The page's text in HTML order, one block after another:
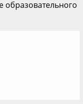
образовательного